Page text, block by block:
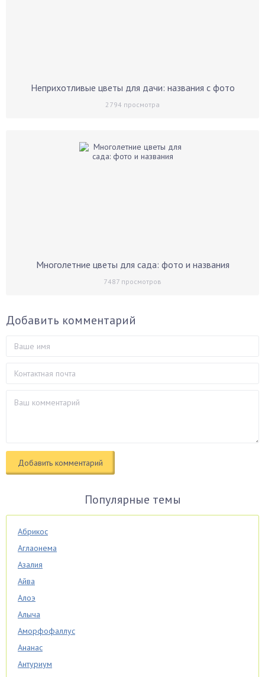
Неприхотливые цветы для дачи: названия с фото
2794 просмотра
Многолетние цветы для сада: фото и названия
7487 просмотров
Добавить комментарий
Популярные темы
Абрикос
Аглаонема
Азалия
Айва
Алоэ
Алыча
Аморфофаллус
Ананас
Антуриум